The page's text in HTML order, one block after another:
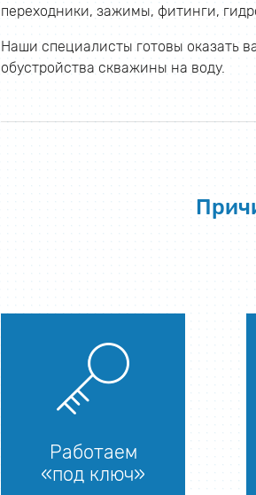
переходники, зажимы, фитинги,
Наши специалисты готовы оказать
обустройства скважины на воду.
Работаем
«под ключ»